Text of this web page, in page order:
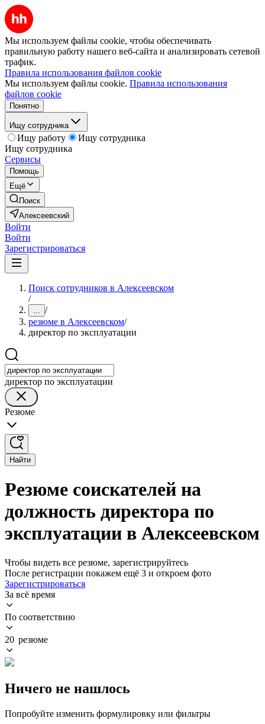
Мы используем файлы cookie, чтобы обеспечивать
правильную работу нашего веб-сайта и анализировать сетевой
трафик.
Правила использования файлов cookie
Мы используем файлы cookie. Правила использования
файлов cookie
Понятно
Ищу сотрудника
Ищу работу
Ищу сотрудника
Ищу сотрудника
Сервисы
Помощь
Ещё
Поиск
Алексеевский
Войти
Войти
Зарегистрироваться
Поиск сотрудников в Алексеевском
/
... /
резюме в Алексеевском/
директор по эксплуатации
директор по эксплуатации
Резюме
Найти
Резюме соискателей на
должность директора по
эксплуатации в Алексеевском
Чтобы видеть все резюме, зарегистрируйтесь
После регистрации покажем ещё 3 и откроем фото
Зарегистрироваться
За всё время
По соответствию
20 резюме
Ничего не нашлось
Попробуйте изменить формулировку или фильтры